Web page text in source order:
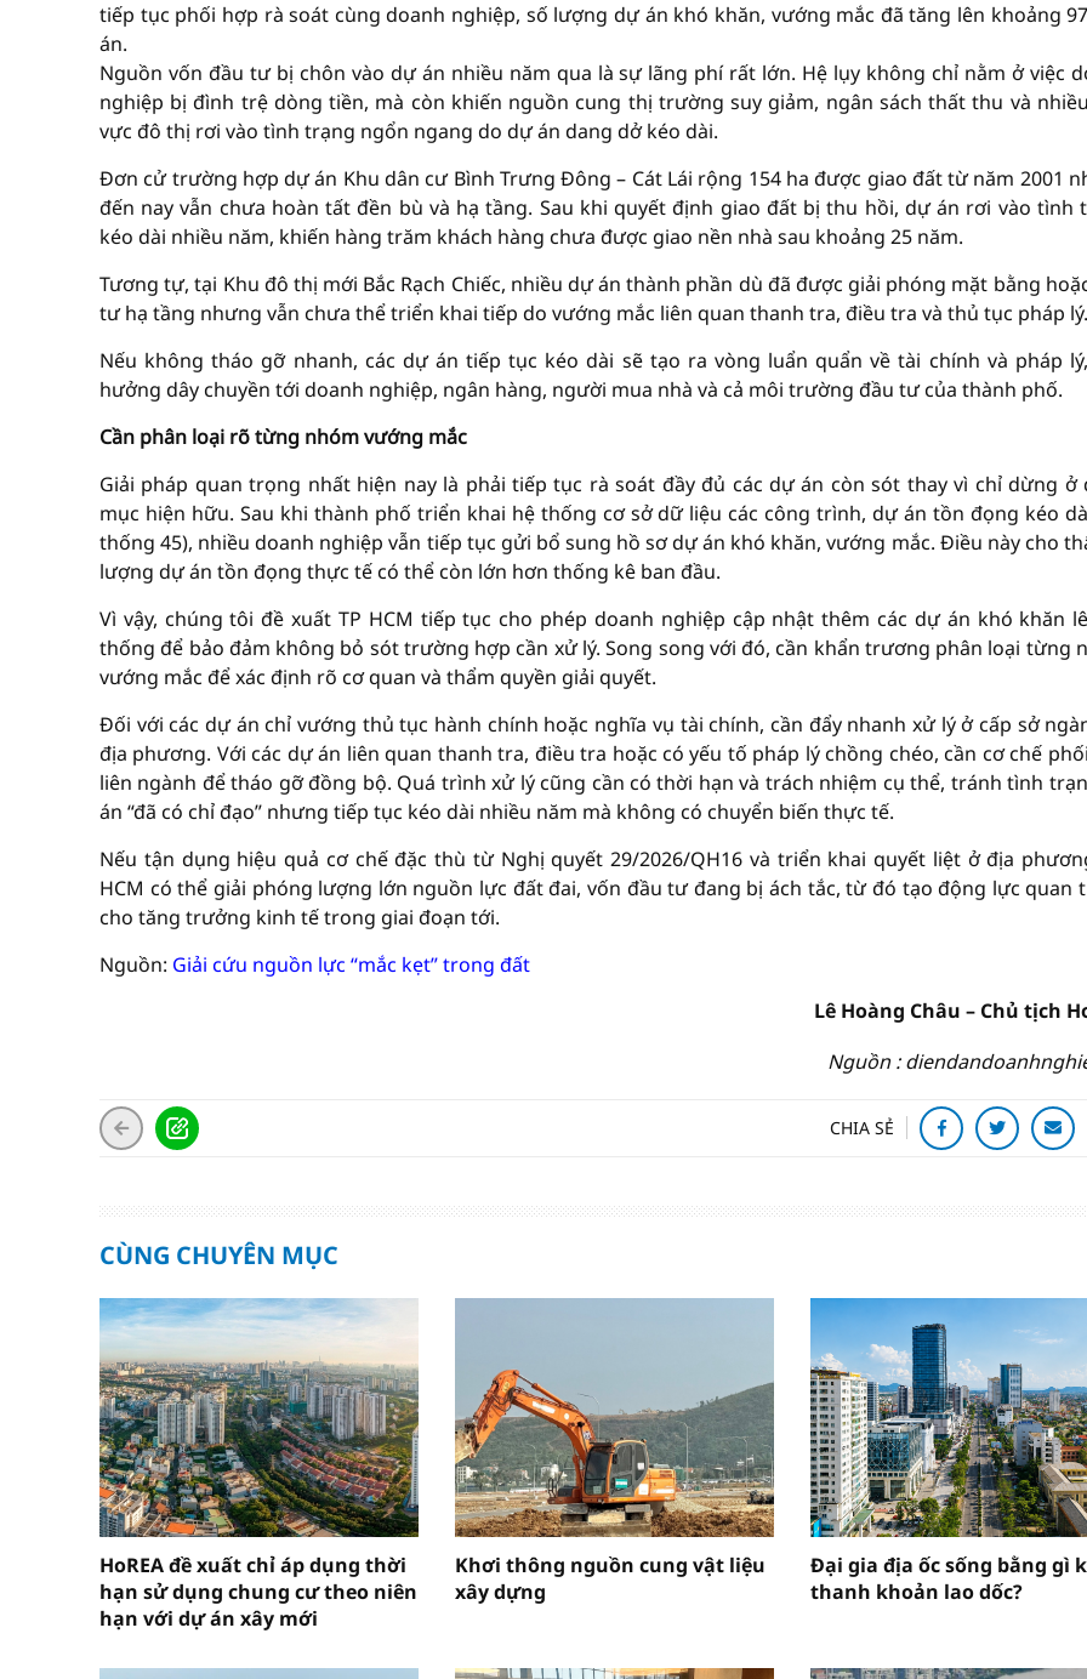
tiếp tục phối hợp rà soát cùng doanh nghiệp, số lượng dự án khó khăn, vướng mắc đã tăng lên khoảng
án.
Nguồn vốn đầu tư bị chôn vào dự án nhiều năm qua là sự lãng phí rất lớn. Hệ lụy không chỉ nằm ở việc
nghiệp bị đình trệ dòng tiền, mà còn khiến nguồn cung thị trường suy giảm, ngân sách thất thu và
vực đô thị rơi vào tình trạng ngổn ngang do dự án dang dở kéo dài.
Đơn cử trường hợp dự án Khu dân cư Bình Trưng Đông – Cát Lái rộng 154 ha được giao đất từ năm 2001
đến nay vẫn chưa hoàn tất đền bù và hạ tầng. Sau khi quyết định giao đất bị thu hồi, dự án rơi vào tình
kéo dài nhiều năm, khiến hàng trăm khách hàng chưa được giao nền nhà sau khoảng 25 năm.
Tương tự, tại Khu đô thị mới Bắc Rạch Chiếc, nhiều dự án thành phần dù đã được giải phóng mặt bằng
tư hạ tầng nhưng vẫn chưa thể triển khai tiếp do vướng mắc liên quan thanh tra, điều tra và thủ tục pháp lý.
Nếu không tháo gỡ nhanh, các dự án tiếp tục kéo dài sẽ tạo ra vòng luẩn quẩn về tài chính và pháp
hưởng dây chuyền tới doanh nghiệp, ngân hàng, người mua nhà và cả môi trường đầu tư của thành phố.
Cần phân loại rõ từng nhóm vướng mắc
Giải pháp quan trọng nhất hiện nay là phải tiếp tục rà soát đầy đủ các dự án còn sót thay vì chỉ dừng ở
mục hiện hữu. Sau khi thành phố triển khai hệ thống cơ sở dữ liệu các công trình, dự án tồn đọng kéo
thống 45), nhiều doanh nghiệp vẫn tiếp tục gửi bổ sung hồ sơ dự án khó khăn, vướng mắc. Điều này cho
lượng dự án tồn đọng thực tế có thể còn lớn hơn thống kê ban đầu.
Vì vậy, chúng tôi đề xuất TP HCM tiếp tục cho phép doanh nghiệp cập nhật thêm các dự án khó khăn
thống để bảo đảm không bỏ sót trường hợp cần xử lý. Song song với đó, cần khẩn trương phân loại từng
vướng mắc để xác định rõ cơ quan và thẩm quyền giải quyết.
Đối với các dự án chỉ vướng thủ tục hành chính hoặc nghĩa vụ tài chính, cần đẩy nhanh xử lý ở cấp sở
địa phương. Với các dự án liên quan thanh tra, điều tra hoặc có yếu tố pháp lý chồng chéo, cần cơ chế
liên ngành để tháo gỡ đồng bộ. Quá trình xử lý cũng cần có thời hạn và trách nhiệm cụ thể, tránh tình
án “đã có chỉ đạo” nhưng tiếp tục kéo dài nhiều năm mà không có chuyển biến thực tế.
Nếu tận dụng hiệu quả cơ chế đặc thù từ Nghị quyết 29/2026/QH16 và triển khai quyết liệt ở địa
HCM có thể giải phóng lượng lớn nguồn lực đất đai, vốn đầu tư đang bị ách tắc, từ đó tạo động lực quan
cho tăng trưởng kinh tế trong giai đoạn tới.
Nguồn: Giải cứu nguồn lực “mắc kẹt” trong đất
Lê Hoàng Châu – Chủ tịch
Nguồn :
CHIA SẺ
CÙNG CHUYÊN MỤC
HoREA đề xuất chỉ áp dụng thời
hạn sử dụng chung cư theo niên
hạn với dự án xây mới
Khơi thông nguồn cung vật liệu
xây dựng
Đại gia địa ốc sống bằng gì
thanh khoản lao dốc?